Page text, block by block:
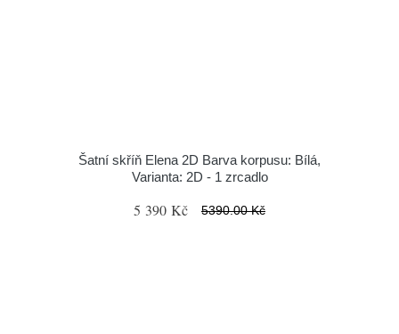
Šatní skříň Elena 2D Barva korpusu: Bílá,
Varianta: 2D - 1 zrcadlo
5 390 Kč 5390.00 Kč